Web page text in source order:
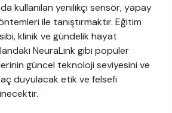
kullanılan yenilikçi sensör, yapay
ile tanıştırmaktır. Eğitim
klinik ve gündelik hayat
NeuraLink gibi popüler
güncel teknoloji seviyesini ve
duyulacak etik ve felsefi